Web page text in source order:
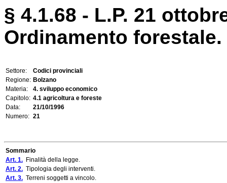
§ 4.1.68 - L.P. 21
Ordinamento forestale.
Settore:
Codici provinciali
Regione: Bolzano
Materia:
4. sviluppo economico
Capitolo: 4.1 agricoltura e foreste
Data:
21/10/1996
Numero: 21
Sommario
Art. 1. Finalità della legge.
Art. 2. Tipologia degli interventi.
Art. 3. Terreni soggetti a vincolo.